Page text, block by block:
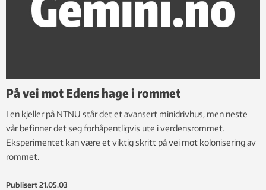
På vei mot Edens hage i rommet
I en kjeller på NTNU står det et avansert minidrivhus, men neste
vår befinner det seg forhåpentligvis ute i verdensrommet.
Eksperimentet kan være et viktig skritt på vei mot kolonisering av
rommet.
Publisert 21.05.03